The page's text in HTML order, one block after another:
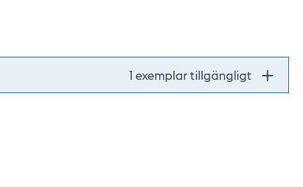
1 exemplar tillgängligt